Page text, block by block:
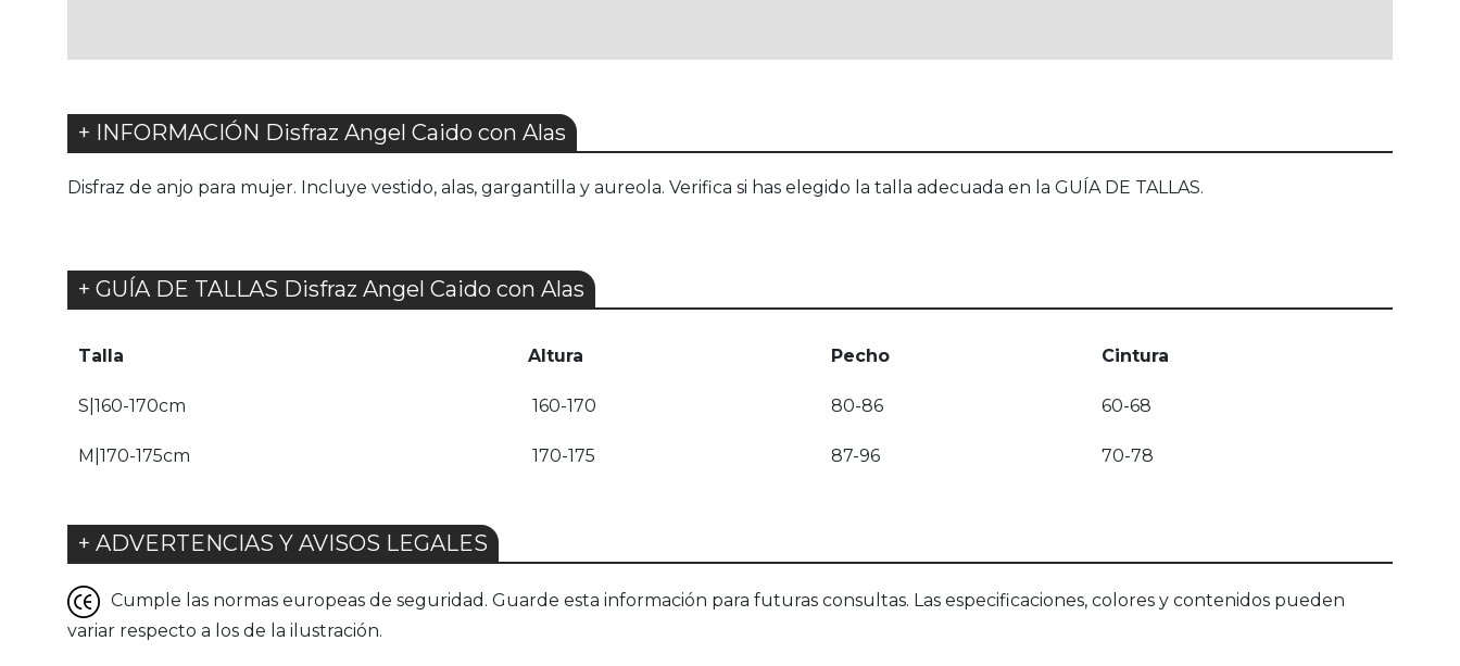
+ INFORMACIÓN Disfraz Angel Caido con Alas
Disfraz de anjo para mujer. Incluye vestido, alas, gargantilla y aureola. Verifica si has elegido la talla adecuada en la GUÍA DE TALLAS.
+ GUÍA DE TALLAS Disfraz Angel Caido con Alas
Talla Altura Pecho Cintura
S|160-170cm 160-170 80-86 60-68
M|170-175cm 170-175 87-96 70-78
+ ADVERTENCIAS Y AVISOS LEGALES
Cumple las normas europeas de seguridad. Guarde esta información para futuras consultas. Las especificaciones, colores y contenidos pueden
variar respecto a los de la ilustración.